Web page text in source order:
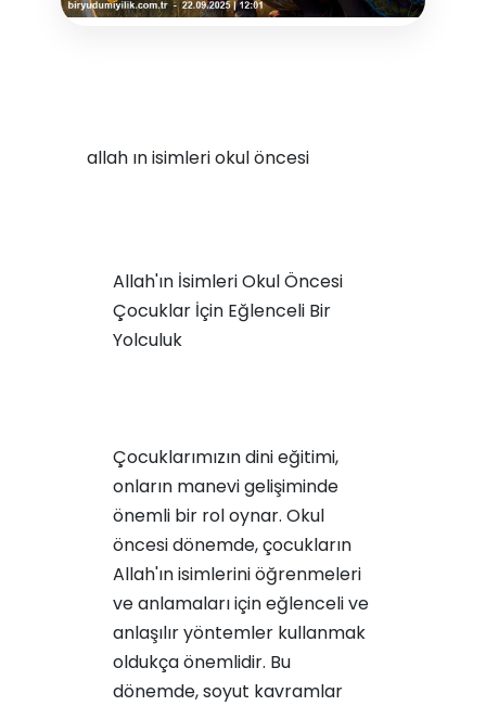
allah ın isimleri okul öncesi
Allah'ın İsimleri Okul Öncesi
Çocuklar İçin Eğlenceli Bir
Yolculuk
Çocuklarımızın dini eğitimi,
onların manevi gelişiminde
önemli bir rol oynar. Okul
öncesi dönemde, çocukların
Allah'ın isimlerini öğrenmeleri
ve anlamaları için eğlenceli ve
anlaşılır yöntemler kullanmak
oldukça önemlidir. Bu
dönemde, soyut kavramlar